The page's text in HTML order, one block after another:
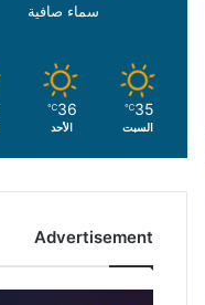
سماء صافية
35
℃
السبت
36
℃
الأحد
Advertisement